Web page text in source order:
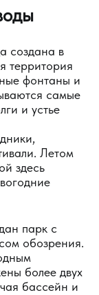
создана в
территория
фонтаны и
самые
и устье
Летом
здесь
парк с
обозрения.
более двух
бассейн и